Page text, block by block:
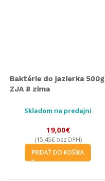
Baktérie do jazierka 500g
ZJA 8 zima
Skladom na predajni
19,00€
(15,45€bez DPH)
PRIDAŤ DO KOŠÍKA